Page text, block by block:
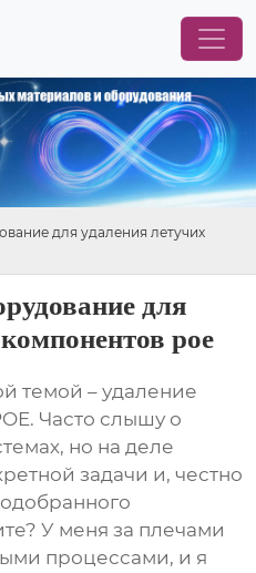
для удаления летучих
для
poe
темой –удаление
. Часто слышу о
но на деле
задачи и, честно
У меня за плечами
процессами, и я